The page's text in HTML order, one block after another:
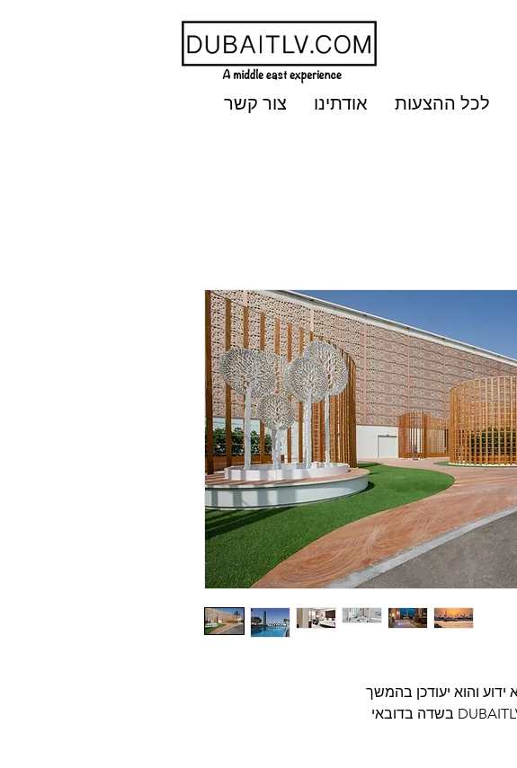
לכל ההצעות אודתינו צור קשר